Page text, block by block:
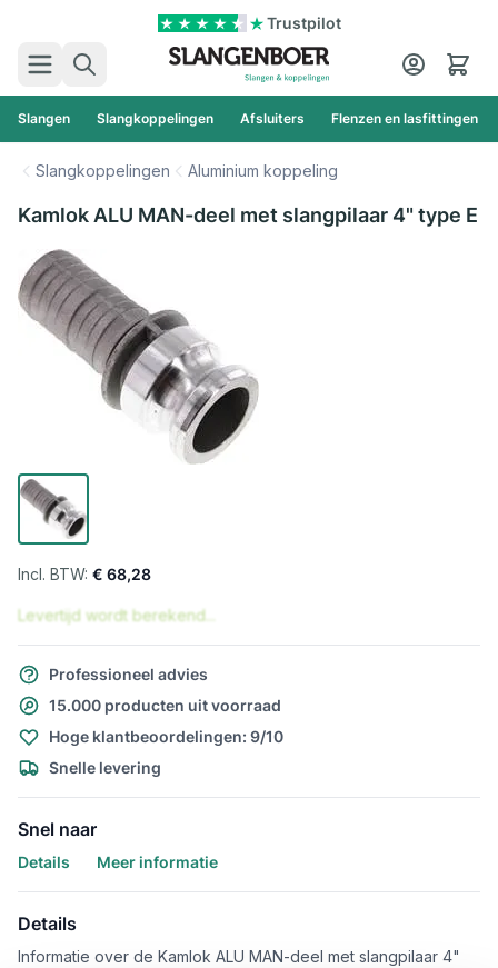
Trustpilot
Zoek
Cart
Slangen Slangkoppelingen Afsluiters Flenzen en lasfittingen
Slangkoppelingen Aluminium koppeling
Kamlok ALU MAN-deel met slangpilaar 4" type E
€ 68,28
Levertijd wordt berekend...
Professioneel advies
15.000 producten uit voorraad
Hoge klantbeoordelingen: 9/10
Snelle levering
Snel naar
Details Meer informatie
Details
Informatie over de Kamlok ALU MAN-deel met slangpilaar 4"